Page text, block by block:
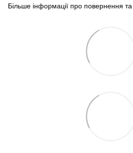
Більше інформації про повернення